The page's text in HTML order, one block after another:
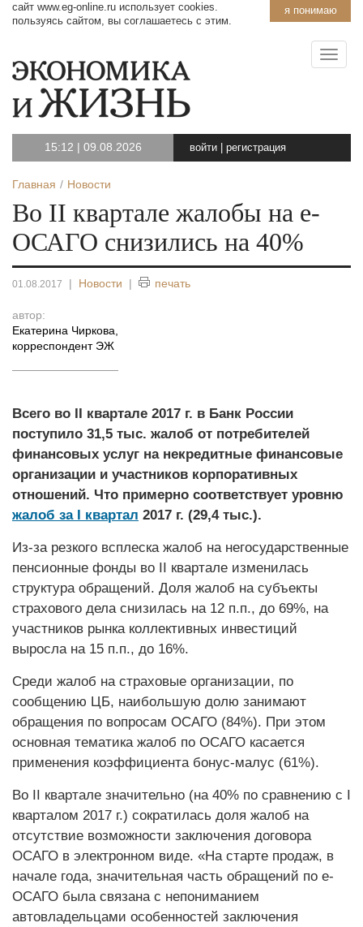
я понимаю
сайт www.eg-online.ru использует cookies.
пользуясь сайтом, вы соглашаетесь с этим.
15:12 | 09.08.2026 войти регистрация
Главная Новости
Во II квартале жалобы на е-
ОСАГО снизились на 40%
01.08.2017 | Новости | печать
автор:
Екатерина Чиркова
корреспондент ЭЖ
Всего во II квартале 2017 г. в Банк России
поступило 31,5 тыс. жалоб от потребителей
финансовых услуг на некредитные финансовые
организации и участников корпоративных
отношений. Что примерно соответствует уровню
жалоб за I квартал 2017 г. (29,4 тыс.).
Из-за резкого всплеска жалоб на негосударственные
пенсионные фонды во II квартале изменилась
структура обращений. Доля жалоб на субъекты
страхового дела снизилась на 12 п.п., до 69%, на
участников рынка коллективных инвестиций
выросла на 15 п.п., до 16%.
Среди жалоб на страховые организации, по
сообщению ЦБ, наибольшую долю занимают
обращения по вопросам ОСАГО (84%). При этом
основная тематика жалоб по ОСАГО касается
применения коэффициента бонус-малус (61%).
Во II квартале значительно (на 40% по сравнению с I
кварталом 2017 г.) сократилась доля жалоб на
отсутствие возможности заключения договора
ОСАГО в электронном виде. «На старте продаж, в
начале года, значительная часть обращений по е-
ОСАГО была связана с непониманием
автовладельцами особенностей заключения